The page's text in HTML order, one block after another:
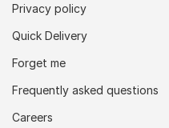
Privacy policy
Quick Delivery
Forget me
Frequently asked questions
Careers